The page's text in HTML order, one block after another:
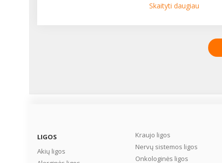
sėkmingai. Kai kada
užsitęsusi sloga nėra
Skaityti daugiau
LIGOS
Akių ligos
Kraujo ligos
Nervų sistemos ligos
Onkologinės ligos